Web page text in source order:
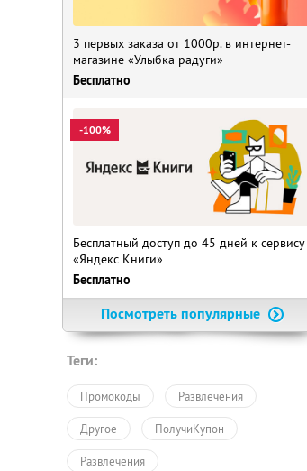
3 первых заказа от 1000р. в интернет-
магазине «Улыбка радуги»
Бесплатно
-100%
Бесплатный доступ до 45 дней к сервису
«Яндекс Книги»
Бесплатно
Посмотреть популярные
Теги:
Промокоды Развлечения
Другое ПолучиКупон
Развлечения